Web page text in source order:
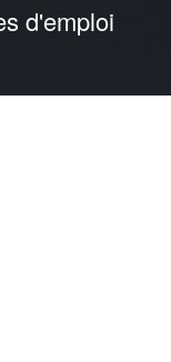
d'emploi